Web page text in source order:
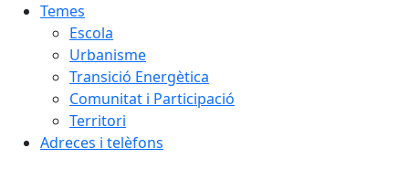
Temes
Escola
Urbanisme
Transició Energètica
Comunitat i Participació
Territori
Adreces i telèfons